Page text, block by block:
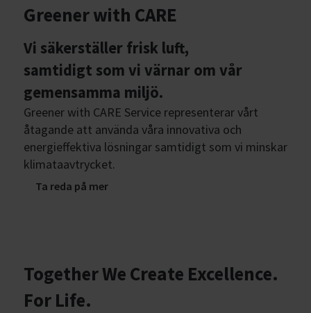
Greener with CARE
Vi säkerställer frisk luft,
samtidigt som vi värnar om vår
gemensamma miljö.
Greener with CARE Service representerar vårt
åtagande att använda våra innovativa och
energieffektiva lösningar samtidigt som vi minskar
klimataavtrycket.
Ta reda på mer
Together We Create Excellence.
For Life.